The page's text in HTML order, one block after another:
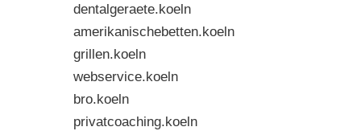
dentalgeraete.koeln
amerikanischebetten.koeln
grillen.koeln
webservice.koeln
bro.koeln
privatcoaching.koeln